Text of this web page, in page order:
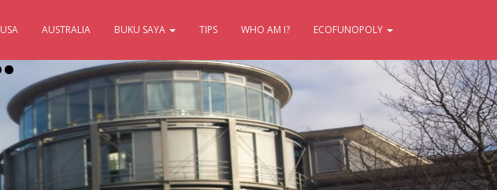
USA AUSTRALIA BUKU SAYA TIPS WHO AM I? ECOFUNOPOLY